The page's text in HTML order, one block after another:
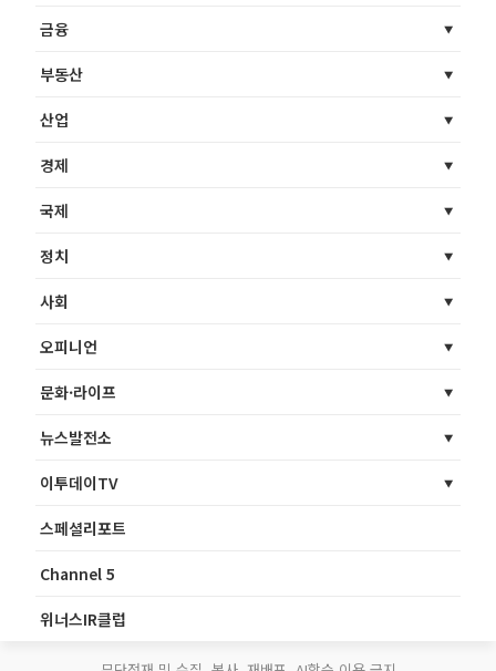
금융
부동산
산업
경제
국제
정치
사회
오피니언
문화·라이프
뉴스발전소
이투데이TV
스페셜리포트
Channel 5
위너스IR클럽